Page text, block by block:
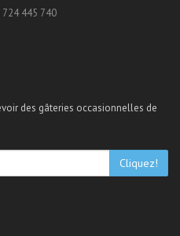
445 740
des gâteries occasionnelles de
Cliquez!